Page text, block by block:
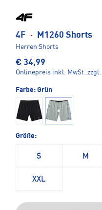
4F · M1260 Shorts
Herren Shorts
€ 34,99
Onlinepreis inkl. MwSt. zzgl.
Farbe: Grün
Größe:
S M
XXL